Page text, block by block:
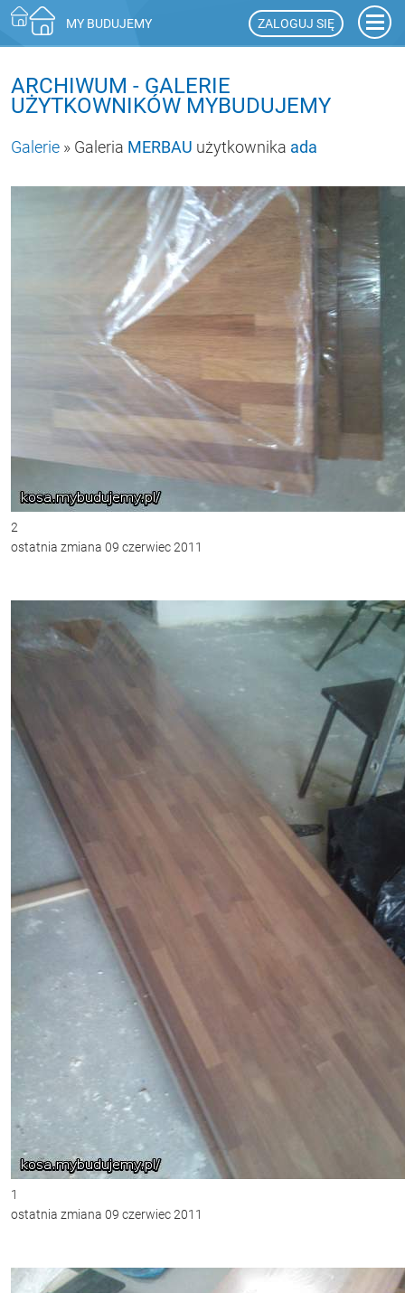
MY BUDUJEMY ZALOGUJ SIĘ
ARCHIWUM - GALERIE
UŻYTKOWNIKÓW MYBUDUJEMY
Galerie » Galeria MERBAU użytkownika ada
2
ostatnia zmiana 09 czerwiec 2011
1
ostatnia zmiana 09 czerwiec 2011